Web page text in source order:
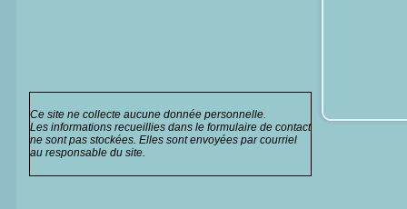
Ce site ne collecte aucune donnée personnelle.
Les informations recueillies dans le formulaire de contact
ne sont pas stockées. Elles sont envoyées par courriel
au responsable du site.